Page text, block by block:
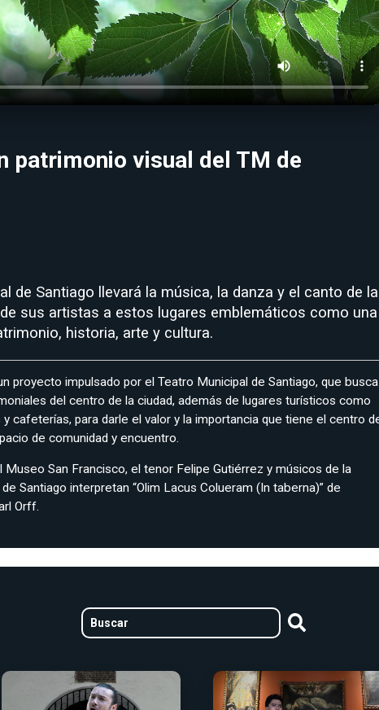
patrimonio visual del TM de
de Santiago llevará la música, la danza y el canto de la
sus artistas a estos lugares emblemáticos como una
historia, arte y cultura.
proyecto impulsado por el Teatro Municipal de Santiago, que busca
del centro de la ciudad, además de lugares turísticos como
cafeterías, para darle el valor y la importancia que tiene el centro
de comunidad y encuentro.
Museo San Francisco, el tenor Felipe Gutiérrez y músicos de la
Santiago interpretan “Olim Lacus Colueram (In taberna)” de
Orff.